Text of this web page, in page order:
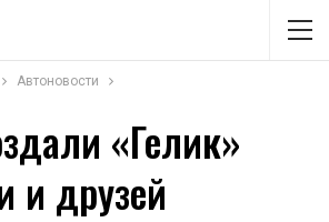
Автоновости
«Гелик»
и друзей